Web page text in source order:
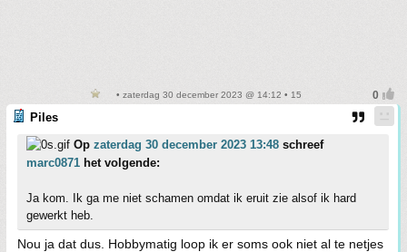
• zaterdag 30 december 2023 @ 14:12 • 15
Piles
Op zaterdag 30 december 2023 13:48 schreef
marc0871 het volgende:
Ja kom. Ik ga me niet schamen omdat ik eruit zie alsof ik hard
gewerkt heb.
Nou ja dat dus. Hobbymatig loop ik er soms ook niet al te netjes